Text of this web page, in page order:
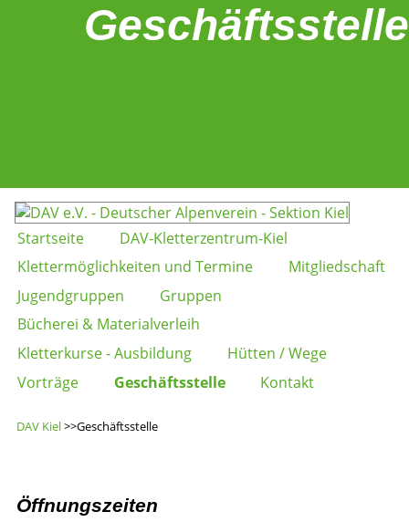
Geschäftsstelle
Startseite
DAV-Kletterzentrum-Kiel
Klettermöglichkeiten und Termine
Mitgliedschaft
Jugendgruppen
Gruppen
Bücherei & Materialverleih
Kletterkurse - Ausbildung
Hütten / Wege
Vorträge
Geschäftsstelle Kontakt
DAV Kiel>>Geschäftsstelle
Öffnungszeiten